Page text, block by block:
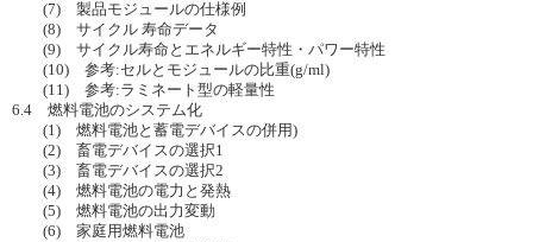
(7) 製品モジュールの仕様例
(8) サイクル 寿命データ
(9) サイクル寿命とエネルギー特性・パワー特性
(10) 参考:セルとモジュールの比重(g/ml)
(11) 参考:ラミネート型の軽量性
6.4 燃料電池のシステム化
(1) 燃料電池と蓄電デバイスの併用)
(2) 畜電デバイスの選択1
(3) 畜電デバイスの選択2
(4) 燃料電池の電力と発熱
(5) 燃料電池の出力変動
(6) 家庭用燃料電池